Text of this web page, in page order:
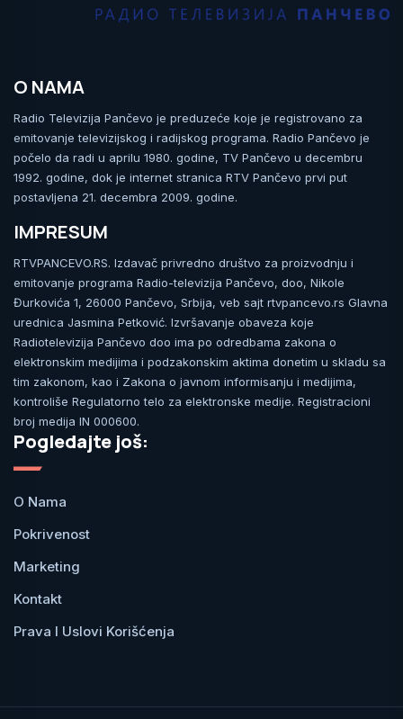
O NAMA
Radio Televizija Pančevo je preduzeće koje je registrovano za
emitovanje televizijskog i radijskog programa. Radio Pančevo je
počelo da radi u aprilu 1980. godine, TV Pančevo u decembru
1992. godine, dok je internet stranica RTV Pančevo prvi put
postavljena 21. decembra 2009. godine.
IMPRESUM
RTVPANCEVO.RS. Izdavač privredno društvo za proizvodnju i
emitovanje programa Radio-televizija Pančevo, doo, Nikole
Đurkovića 1, 26000 Pančevo, Srbija, veb sajt rtvpancevo.rs Glavna
urednica Jasmina Petković. Izvršavanje obaveza koje
Radiotelevizija Pančevo doo ima po odredbama zakona o
elektronskim medijima i podzakonskim aktima donetim u skladu sa
tim zakonom, kao i Zakona o javnom informisanju i medijima,
kontroliše Regulatorno telo za elektronske medije. Registracioni
broj medija IN 000600.
Pogledajte još:
O Nama
Pokrivenost
Marketing
Kontakt
Prava I Uslovi Korišćenja